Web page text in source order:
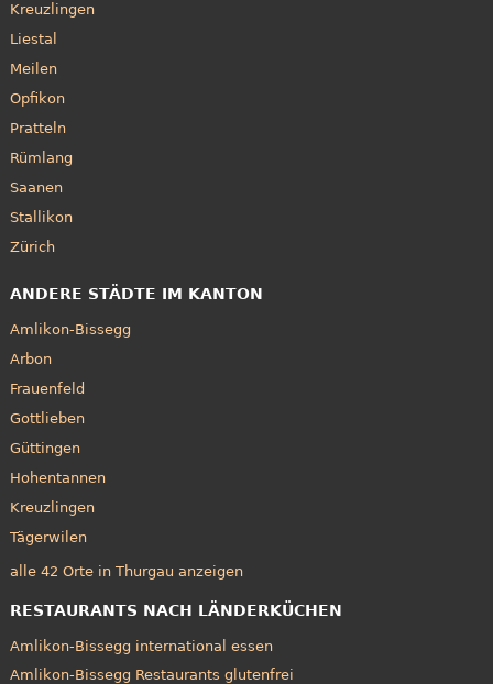
Kreuzlingen
Liestal
Meilen
Opfikon
Pratteln
Rümlang
Saanen
Stallikon
Zürich
ANDERE STÄDTE IM KANTON
Amlikon-Bissegg
Arbon
Frauenfeld
Gottlieben
Güttingen
Hohentannen
Kreuzlingen
Tägerwilen
alle 42 Orte in Thurgau anzeigen
RESTAURANTS NACH LÄNDERKÜCHEN
Amlikon-Bissegg international essen
Amlikon-Bissegg Restaurants glutenfrei